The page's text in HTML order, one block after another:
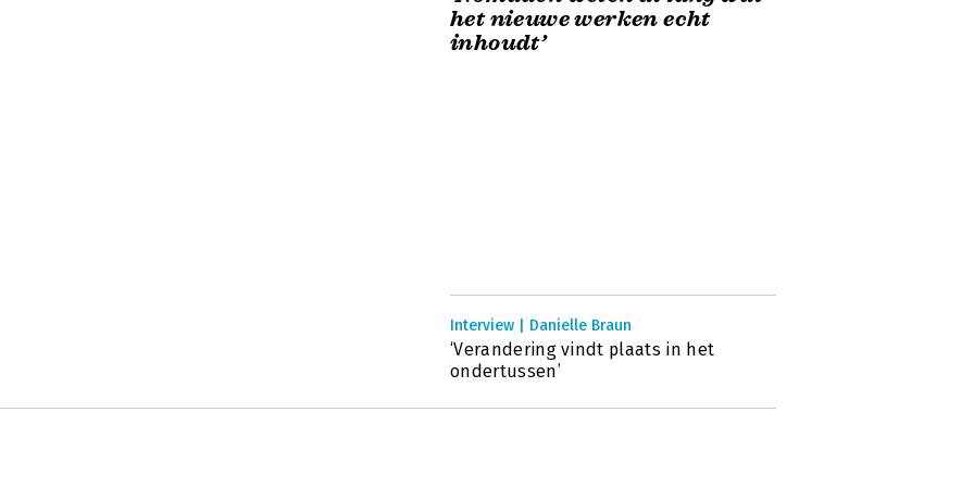
het nieuwe werken echt
inhoudt’
Interview | Danielle Braun
‘Verandering vindt plaats in het
ondertussen’